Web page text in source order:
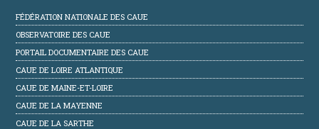
FÉDÉRATION NATIONALE DES CAUE
OBSERVATOIRE DES CAUE
PORTAIL DOCUMENTAIRE DES CAUE
CAUE DE LOIRE ATLANTIQUE
CAUE DE MAINE-ET-LOIRE
CAUE DE LA MAYENNE
CAUE DE LA SARTHE